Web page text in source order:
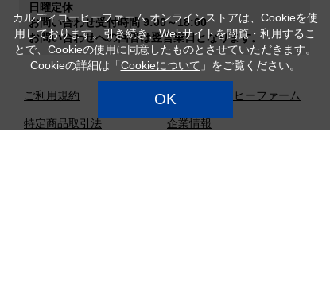
日曜定休
お問い合わせ受付時間 9:00～18:00
お問い合わせへの回答は翌営業日となります。
ご利用規約
特定商品取引法
カルディコーヒーファーム
企業情報
カルディコーヒーファーム オンラインストアは、Cookieを使
用しております。引き続き、Webサイトを閲覧・利用するこ
とで、Cookieの使用に同意したものとさせていただきます。
Cookieの詳細は「 Cookieについて 」をご覧ください。
OK